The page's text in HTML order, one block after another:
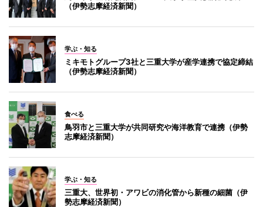
（伊勢志摩経済新聞）
学ぶ・知る
ミキモトグループ3社と三重大学が産学連携で協定締結
（伊勢志摩経済新聞）
食べる
鳥羽市と三重大学が共同研究や海洋教育で連携（伊勢
志摩経済新聞）
学ぶ・知る
三重大、世界初・アワビの消化管から新種の細菌（伊
勢志摩経済新聞）